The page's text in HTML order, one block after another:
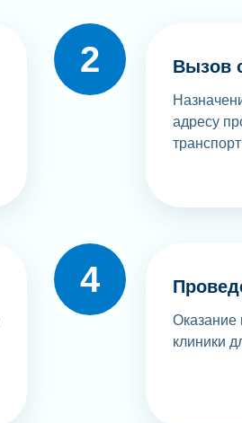
Вызов
адресу
Оказание
клиники